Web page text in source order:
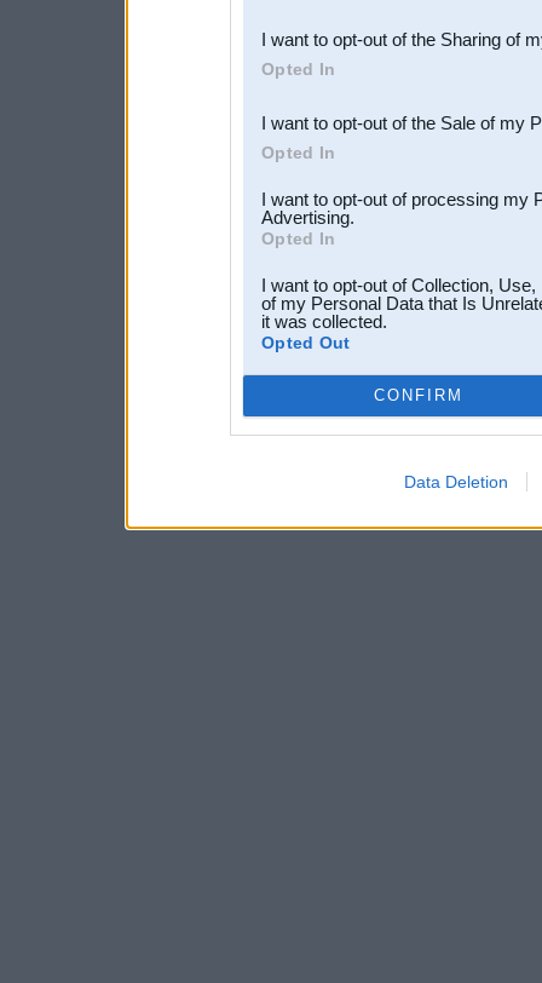
Downstream Participants
third parties.
I want to opt-out of the Sharing of
Opted In
I want to opt-out of the Sale of my
Opted In
I want to opt-out of processing my
Advertising.
Opted In
I want to opt-out of Collection,
of my Personal Data that Is
it was collected.
Opted Out
CONFIRM
Data Deletion